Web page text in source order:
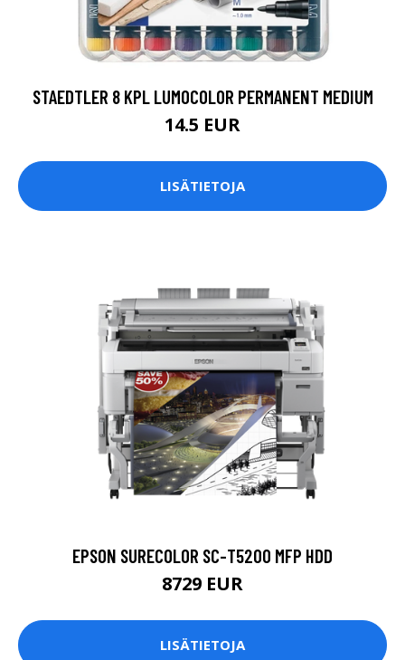
STAEDTLER 8 KPL LUMOCOLOR PERMANENT MEDIUM
14.5 EUR
LISÄTIETOJA
EPSON SURECOLOR SC-T5200 MFP HDD
8729 EUR
LISÄTIETOJA